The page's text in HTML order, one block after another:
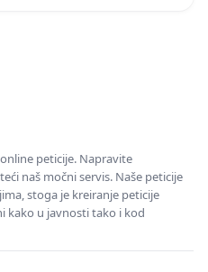
peticije. Napravite
naš močni servis. Naše peticije
stoga je kreiranje peticije
kako u javnosti tako i kod